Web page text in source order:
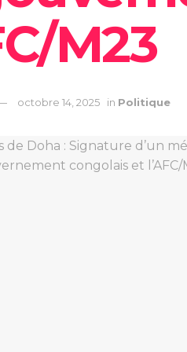
M23
octobre 14, 2025 in Politique